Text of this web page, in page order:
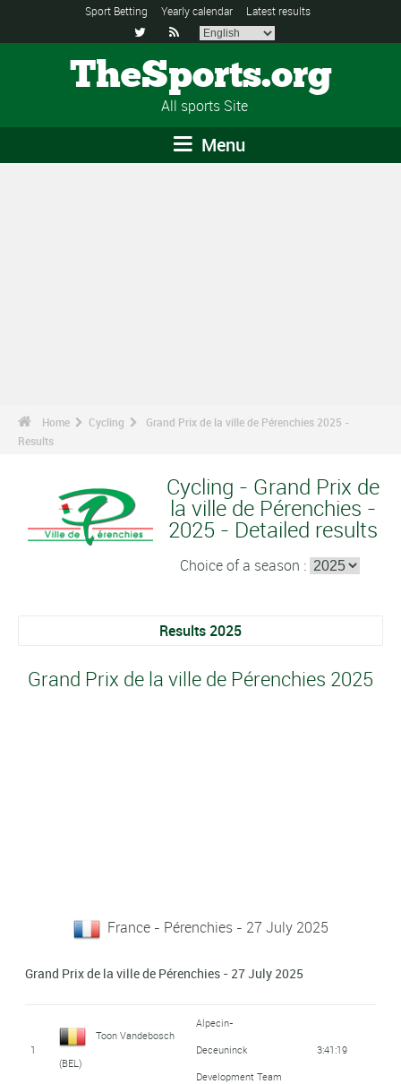
Sport Betting Yearly calendar Latest results
 
TheSports.org
All sports Site
Menu
Home Cycling
Grand Prix de la ville de Pérenchies 2025 -
Results
Cycling - Grand Prix de
la ville de Pérenchies -
2025 - Detailed results
Choice of a season :
Results 2025
Grand Prix de la ville de Pérenchies 2025
France - Pérenchies - 27 July 2025
Grand Prix de la ville de Pérenchies - 27 July 2025
1
Toon Vandebosch
(BEL)
Alpecin-
Deceuninck
Development Team
3:41:19